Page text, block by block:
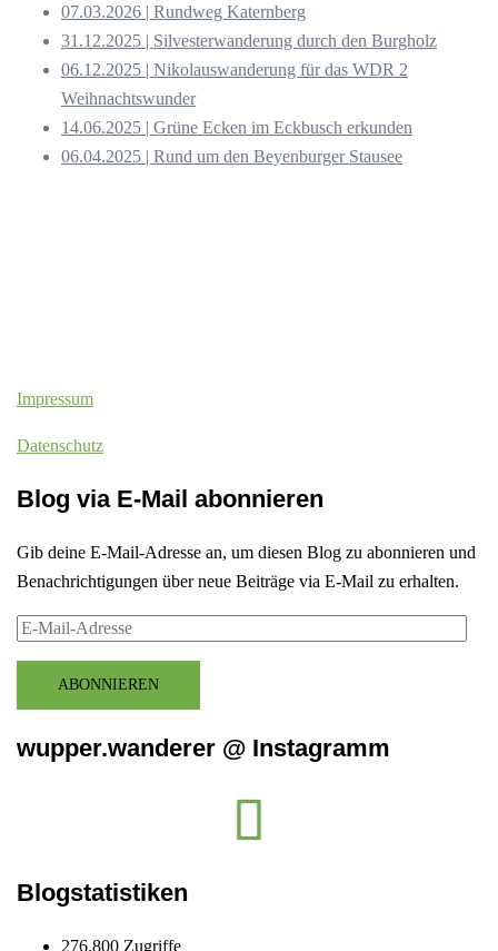
07.03.2026 | Rundweg Katernberg
31.12.2025 | Silvesterwanderung durch den Burgholz
06.12.2025 | Nikolauswanderung für das WDR 2
Weihnachtswunder
14.06.2025 | Grüne Ecken im Eckbusch erkunden
06.04.2025 | Rund um den Beyenburger Stausee
Impressum
Datenschutz
Blog via E-Mail abonnieren
Gib deine E-Mail-Adresse an, um diesen Blog zu abonnieren und
Benachrichtigungen über neue Beiträge via E-Mail zu erhalten.
E-
AdresseABONNIEREN
wupper.wanderer @ Instagramm
Blogstatistiken
276.800 Zugriffe